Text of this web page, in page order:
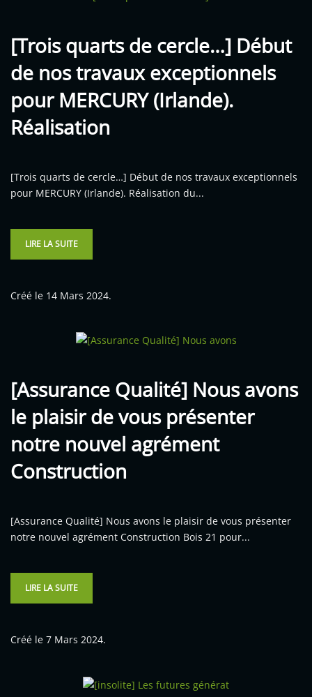
[Trois quarts de cercle…] Début
de nos travaux exceptionnels
pour MERCURY (Irlande).
Réalisation
[Trois quarts de cercle…] Début de nos travaux exceptionnels
pour MERCURY (Irlande). Réalisation du...
LIRE LA SUITE
Créé le 14 Mars 2024.
[Assurance Qualité] Nous avons
le plaisir de vous présenter
notre nouvel agrément
Construction
[Assurance Qualité] Nous avons le plaisir de vous présenter
notre nouvel agrément Construction Bois 21 pour...
LIRE LA SUITE
Créé le 7 Mars 2024.